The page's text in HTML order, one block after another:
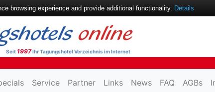
Seit 1997Ihr Tagungshotel Verzeichnis im Internet
Service Partner Links News FAQ AGBs
browsing experience and provide additional functionality. Details